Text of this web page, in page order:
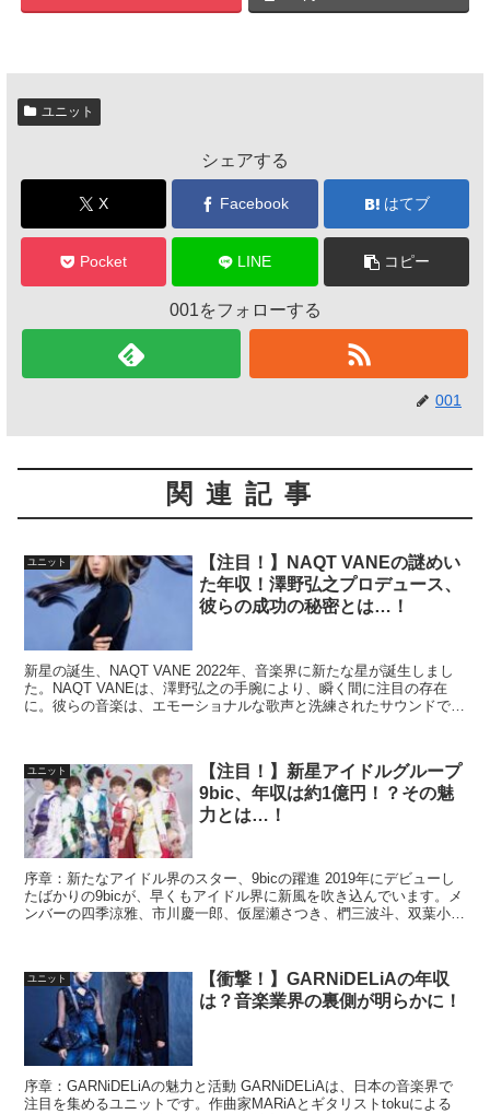
ユニット
シェアする
X Facebook はてブ
Pocket LINE コピー
001をフォローする
001
関連記事
ユニット
【注目！】NAQT VANEの謎めい
た年収！澤野弘之プロデュース、
彼らの成功の秘密とは…！
新星の誕生、NAQT VANE 2022年、音楽界に新たな星が誕生しまし
た。NAQT VANEは、澤野弘之の手腕により、瞬く間に注目の存在
に。彼らの音楽は、エモーショナルな歌声と洗練されたサウンドで、
ユニット
【注目！】新星アイドルグループ
9bic、年収は約1億円！？その魅
力とは…！
序章：新たなアイドル界のスター、9bicの躍進 2019年にデビューし
たばかりの9bicが、早くもアイドル界に新風を吹き込んでいます。メ
ンバーの四季涼雅、市川慶一郎、仮屋瀬さつき、椚三波斗、双葉小太
ユニット
【衝撃！】GARNiDELiAの年収
は？音楽業界の裏側が明らかに！
序章：GARNiDELiAの魅力と活動 GARNiDELiAは、日本の音楽界で
注目を集めるユニットです。作曲家MARiAとギタリストtokuによる